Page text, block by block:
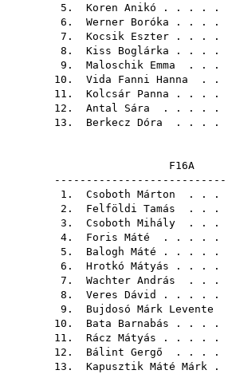
5. Koren Anikó . . . . .
6. Werner Boróka . . . .
7. Kocsik Eszter . . . .
8. Kiss Boglárka . . . .
9. Maloschik Emma . . .
10. Vida Fanni Hanna . .
11. Kolcsár Panna . . . .
12. Antal Sára . . . . .
13. Berkecz Dóra . . . .
1. Csoboth Márton . . .
2. Felföldi Tamás . . .
3. Csoboth Mihály . . .
4. Foris Máté . . . . .
5. Balogh Máté . . . . .
6. Hrotkó Mátyás . . . .
7. Wachter András . . .
8. Veres Dávid . . . . .
9. Bujdosó Márk Levente
10. Bata Barnabás . . . .
11. Rácz Mátyás . . . . .
12. Bálint Gergő . . . .
13. Kapusztik Máté Márk .